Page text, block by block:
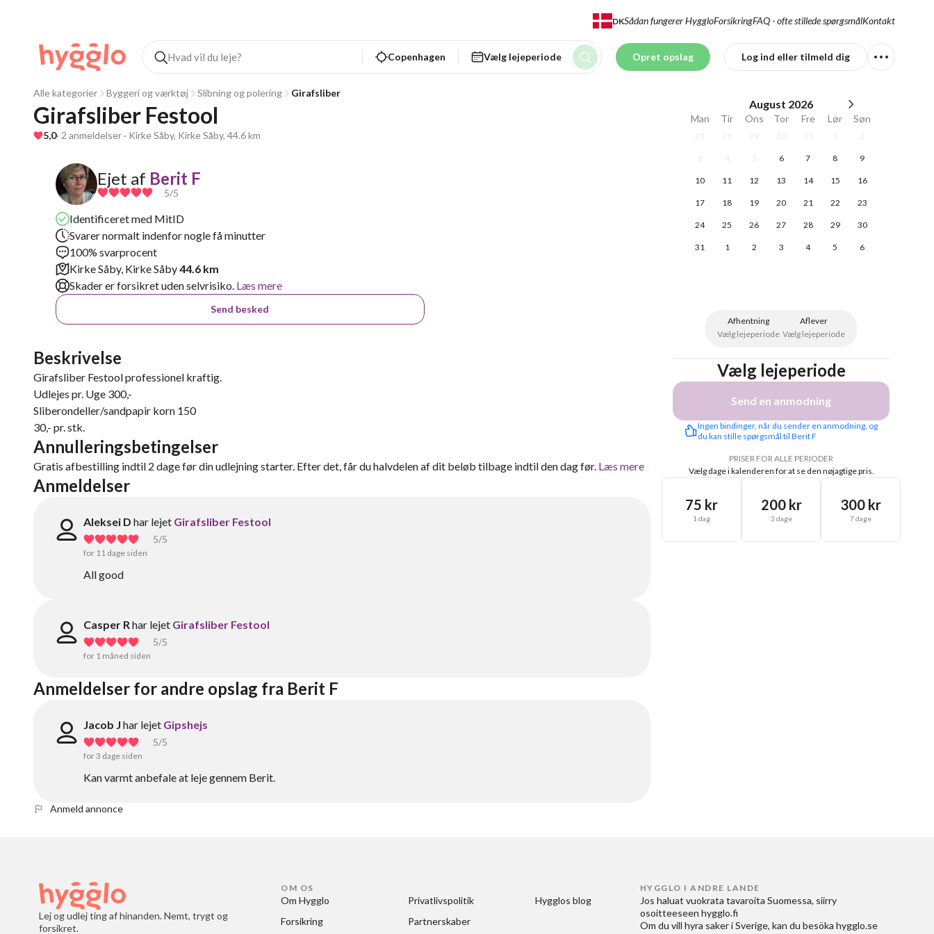
DKSådan fungerer HyggloForsikringFAQ - ofte stillede spørgsmålKontakt
Copenhagen Vælg lejeperiode Opret opslag Log ind eller tilmeld dig
Alle kategorier Byggeri og værktøj Slibning og polering Girafsliber
Girafsliber Festool
5,0· 2 anmeldelser · Kirke Såby, Kirke Såby, 44.6 km
Ejet af Berit F
5/5
Identificeret med MitID
Svarer normalt indenfor nogle få minutter
100% svarprocent
Kirke Såby, Kirke Såby44.6 km
Skader er forsikret uden selvrisiko. Læs mere
Send besked
Beskrivelse
Girafsliber Festool professionel kraftig.
Udlejes pr. Uge 300,-
Sliberondeller/sandpapir korn 150
30,- pr. stk.
Annulleringsbetingelser
Gratis afbestilling indtil 2 dage før din udlejning starter. Efter det, får du halvdelen af dit beløb tilbage indtil den dag før. Læs mere
Anmeldelser
Aleksei D har lejet Girafsliber Festool
5/5
for 11 dage siden
All good
Casper Rhar lejet Girafsliber Festool
5/5
for 1 måned siden
Anmeldelser for andre opslag fra Berit F
Jacob J har lejet Gipshejs
5/5
for 3 dage siden
Kan varmt anbefale at leje gennem Berit.
August 2026
Man Tir Ons Tor Fre Lør Søn
27 28 29 30 31 1 2
3 4 5 6 7 8 9
10 11 12 13 14 15 16
17 18 19 20 21 22 23
24 25 26 27 28 29 30
31 1 2 3 4 5 6
Afhentning
Vælg lejeperiode
Aflever
Vælg lejeperiode
Vælg lejeperiode
Send en anmodning
Ingen bindinger, når du sender en anmodning, og
du kan stille spørgsmål til Berit F
PRISER FOR ALLE PERIODER
Vælg dage i kalenderen for at se den nøjagtige pris.
75 kr
1 dag
200 kr
3 dage
300 kr
7 dage
Anmeld annonce
Lej og udlej ting af hinanden. Nemt, trygt og
forsikret.
OM OS
Om Hygglo
Forsikring
Privatlivspolitik
Partnerskaber
Hygglos blog
HYGGLO I ANDRE LANDE
Jos haluat vuokrata tavaroita Suomessa, siirry
osoitteeseen hygglo.fi
Om du vill hyra saker i Sverige, kan du besöka hygglo.se